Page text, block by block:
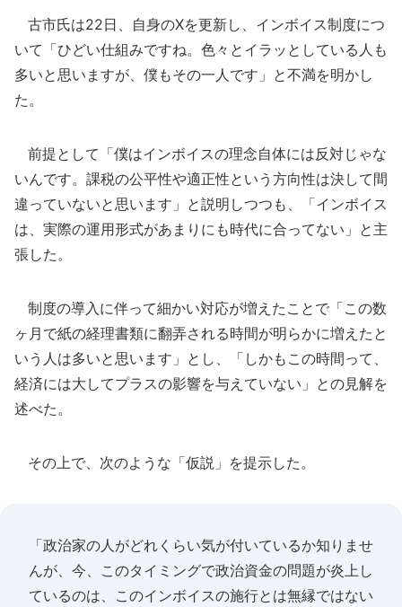
古市氏は22日、自身のXを更新し、インボイス制度につ
いて「ひどい仕組みですね。色々とイラッとしている人も
多いと思いますが、僕もその一人です」と不満を明かし
た。
前提として「僕はインボイスの理念自体には反対じゃな
いんです。課税の公平性や適正性という方向性は決して間
違っていないと思います」と説明しつつも、「インボイス
は、実際の運用形式があまりにも時代に合ってない」と主
張した。
制度の導入に伴って細かい対応が増えたことで「この数
ヶ月で紙の経理書類に翻弄される時間が明らかに増えたと
いう人は多いと思います」とし、「しかもこの時間って、
経済には大してプラスの影響を与えていない」との見解を
述べた。
その上で、次のような「仮説」を提示した。
「政治家の人がどれくらい気が付いているか知りませ
んが、今、このタイミングで政治資金の問題が炎上し
ているのは、このインボイスの施行とは無縁ではない